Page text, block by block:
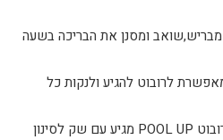
ומסנן את הבריכה בשעה
לרובוט להגיע ולנקות כל
רובוט POOL UP מגיע עם שק לסינון